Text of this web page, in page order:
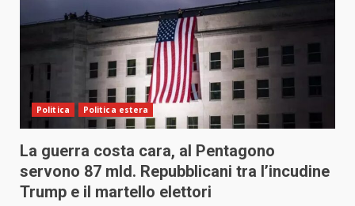
Politica Politica estera
La guerra costa cara, al Pentagono
servono 87 mld. Repubblicani tra l’incudine
Trump e il martello elettori